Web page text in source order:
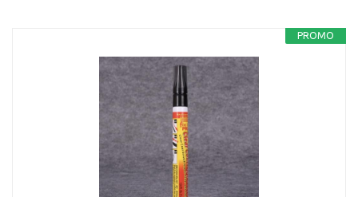
PROMO